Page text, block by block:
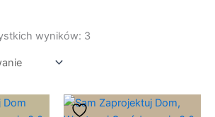
wyników: 3